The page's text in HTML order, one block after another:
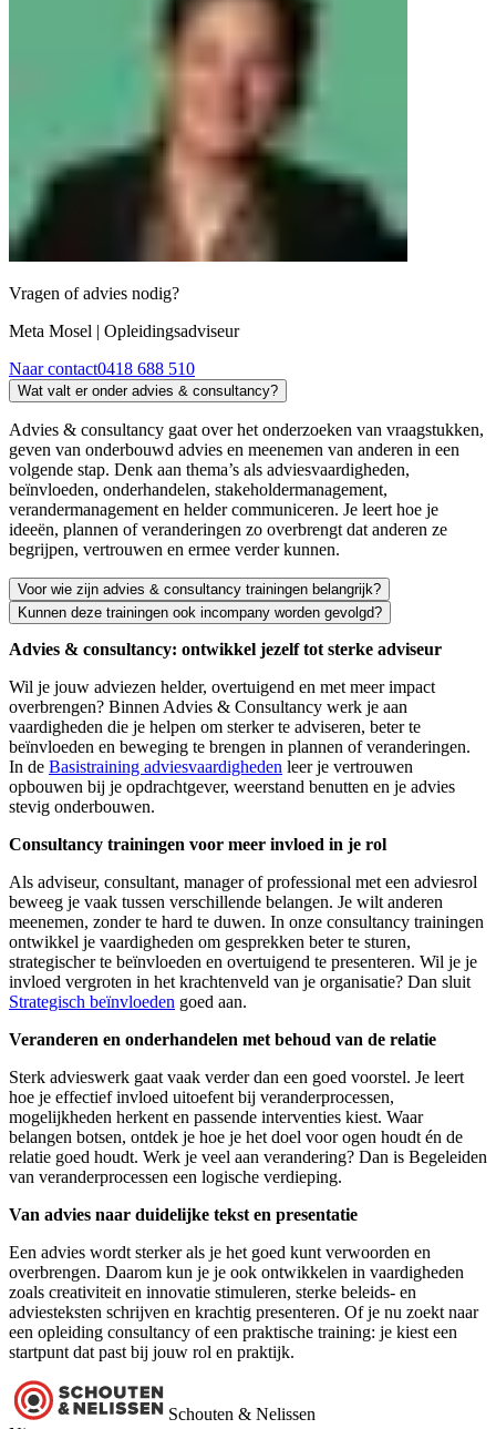
Vragen of advies nodig?
Meta Mosel | Opleidingsadviseur
Naar contact0418 688 510
Wat valt er onder advies & consultancy?
Advies & consultancy gaat over het onderzoeken van vraagstukken,
geven van onderbouwd advies en meenemen van anderen in een
volgende stap. Denk aan thema’s als adviesvaardigheden,
beïnvloeden, onderhandelen, stakeholdermanagement,
verandermanagement en helder communiceren. Je leert hoe je
ideeën, plannen of veranderingen zo overbrengt dat anderen ze
begrijpen, vertrouwen en ermee verder kunnen.
Voor wie zijn advies & consultancy trainingen belangrijk?
Advies & consultancy trainingen zijn belangrijk voor iedereen die
Kunnen deze trainingen ook incompany worden gevolgd?
Ja. Veel trainingen binnen advies & consultancy kunnen ook
Advies & consultancy: ontwikkel jezelf tot sterke adviseur
Wil je jouw adviezen helder, overtuigend en met meer impact
overbrengen? Binnen Advies & Consultancy werk je aan
vaardigheden die je helpen om sterker te adviseren, beter te
beïnvloeden en beweging te brengen in plannen of veranderingen.
In de Basistraining adviesvaardigheden leer je vertrouwen
opbouwen bij je opdrachtgever, weerstand benutten en je advies
stevig onderbouwen.
Consultancy trainingen voor meer invloed in je rol
Als adviseur, consultant, manager of professional met een adviesrol
beweeg je vaak tussen verschillende belangen. Je wilt anderen
meenemen, zonder te hard te duwen. In onze consultancy trainingen
ontwikkel je vaardigheden om gesprekken beter te sturen,
strategischer te beïnvloeden en overtuigend te presenteren. Wil je je
invloed vergroten in het krachtenveld van je organisatie? Dan sluit
Strategisch beïnvloeden goed aan.
Veranderen en onderhandelen met behoud van de relatie
Sterk advieswerk gaat vaak verder dan een goed voorstel. Je leert
hoe je effectief invloed uitoefent bij veranderprocessen,
mogelijkheden herkent en passende interventies kiest. Waar
belangen botsen, ontdek je hoe je het doel voor ogen houdt én de
relatie goed houdt. Werk je veel aan verandering? Dan is Begeleiden
van veranderprocessen een logische verdieping.
Van advies naar duidelijke tekst en presentatie
Een advies wordt sterker als je het goed kunt verwoorden en
overbrengen. Daarom kun je je ook ontwikkelen in vaardigheden
zoals creativiteit en innovatie stimuleren, sterke beleids- en
adviesteksten schrijven en krachtig presenteren. Of je nu zoekt naar
een opleiding consultancy of een praktische training: je kiest een
startpunt dat past bij jouw rol en praktijk.
Schouten & Nelissen